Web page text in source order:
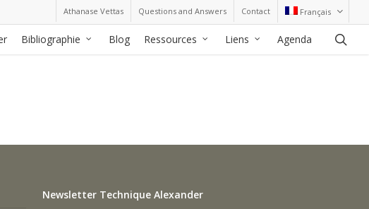
Athanase Vettas Questions and Answers Contact Français
Bibliographie Blog Ressources Liens Agenda
Newsletter Technique Alexander